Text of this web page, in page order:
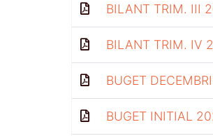
BILANT TRIM. III
BILANT TRIM. IV
BUGET
BUGET INITIAL